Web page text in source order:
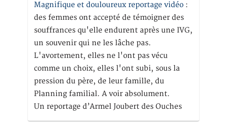
Magnifique et douloureux reportage vidéo :
des femmes ont accepté de témoigner des
souffrances qu'elle endurent après une IVG,
un souvenir qui ne les lâche pas.
L'avortement, elles ne l'ont pas vécu
comme un choix, elles l'ont subi, sous la
pression du père, de leur famille, du
Planning familial. A voir absolument.
Un reportage d’Armel Joubert des Ouches